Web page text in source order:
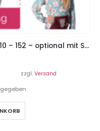
Kapuzensweatshirt “Robin”, Gr. 110 – 152 – optional mit Schalkragen
zzgl. Versand